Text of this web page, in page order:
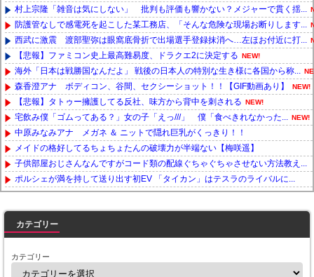
村上宗隆「雑音は気にしない」 批判も評価も響かない？メジャーで貫く揺...
防護管なしで感電死を起こした某工務店、「そんな危険な現場お断りします...
西武に激震 渡部聖弥は眼窩底骨折で出場選手登録抹消へ…左ほお付近に打...
【悲報】ファミコン史上最高難易度、ドラクエ2に決定する NEW!
海外「日本は戦勝国なんだよ」 戦後の日本人の特別な生き様に各国から称...
森香澄アナ ボディコン、谷間、セクシーショット！！【GIF動画あり】 NEW!
【悲報】タトゥー擁護してる反社、味方から背中を刺される NEW!
宅飲み僕「ゴムってある？」女の子「えっ///」 僕「食べきれなかった... NEW!
中原みなみアナ メガネ ＆ ニットで隠れ巨乳がくっきり！！
メイドの格好してるちょちょたんの破壊力が半端ない【梅咲遥】
子供部屋おじさんなんですがコード類の配線ぐちゃぐちゃさせない方法教え...
ポルシェが満を持して送り出す初EV 「タイカン」はテスラのライバルに...
カテゴリー
カテゴリー